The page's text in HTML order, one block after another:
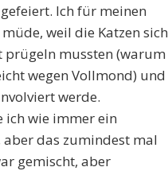
Ich für meinen
weil die Katzen sich
prügeln mussten (warum
wegen Vollmond) und
werde.
ich wie immer ein
aber das zumindest mal
gemischt, aber